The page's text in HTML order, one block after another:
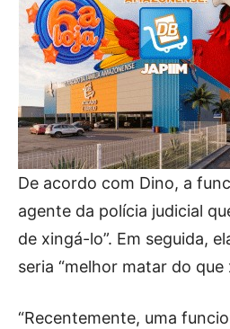
De acordo com Dino, a
agente da polícia judicial
de xingá-lo”. Em seguida,
seria “melhor matar do que
“Recentemente, uma